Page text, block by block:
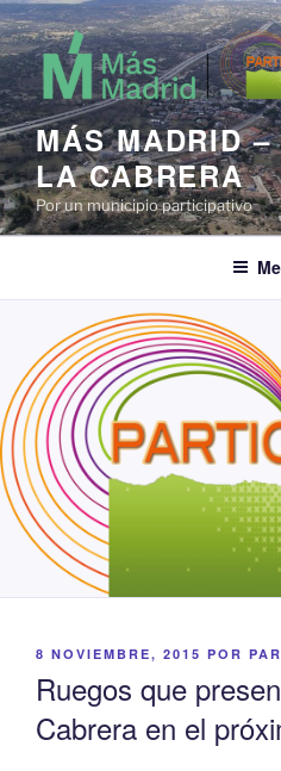
Saltar
al
contenido
MÁS MADRID
LA CABRERA
Por un municipio participativo
PUBLICADO
8 NOVIEMBRE, 2015 POR
Ruegos que
Cabrera en el